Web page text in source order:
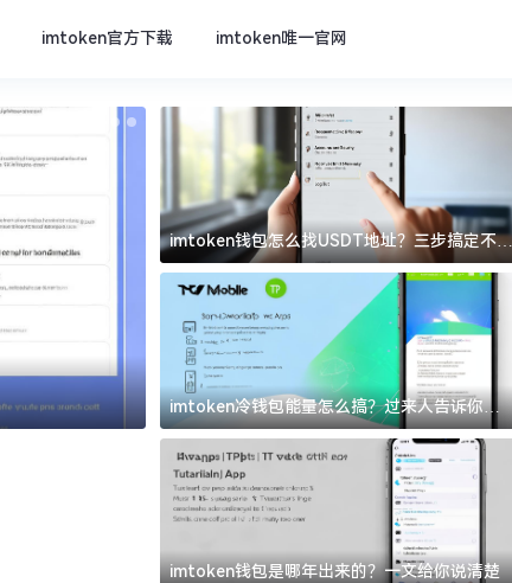
imtoken官方下载 imtoken唯一官网
imtoken官方下载
imtoken钱包怎么找USDT地址？三步搞定不踩
坑
imtoken冷钱包能量怎么搞？过来人告诉你门
道
imtoken钱包是哪年出来的？一文给你说清楚